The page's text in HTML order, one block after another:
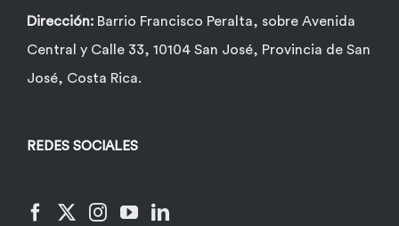
Dirección: Barrio Francisco Peralta, sobre Avenida
Central y Calle 33, 10104 San José, Provincia de San
José, Costa Rica.
REDES SOCIALES